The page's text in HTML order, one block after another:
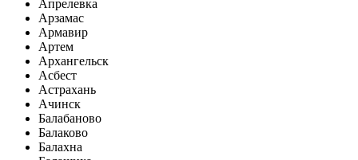
Апрелевка
Арзамас
Армавир
Артем
Архангельск
Асбест
Астрахань
Ачинск
Балабаново
Балаково
Балахна